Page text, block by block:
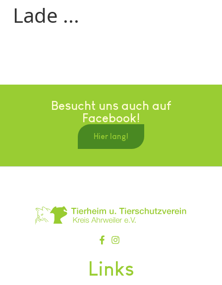
Lade ...
Besucht uns auch auf
Facebook!
Hier lang!
Links